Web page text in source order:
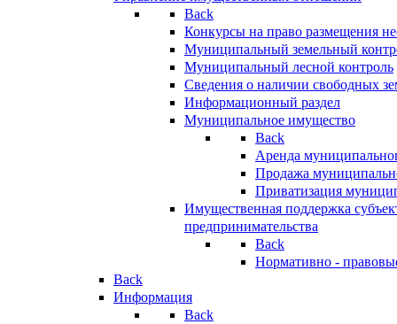
Back
Конкурсы на право размещения
Муниципальный земельный
Муниципальный лесной контроль
Сведения о наличии свободных
Информационный раздел
Муниципальное имущество
Back
Аренда
Продажа
Приватизация
Имущественная поддержка
предпринимательства
Back
Нормативно -
Back
Информация
Back